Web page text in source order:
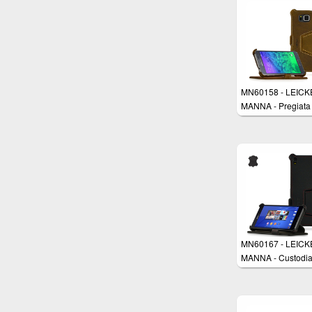
Nabuk marrone
cuciture rifinite a
Funzione Stand e
AutoSleep
MN60158 -
MANNA - Pregiata
custodia protettiva
Vera Pelle Nabuk
MN60167 -
MANNA - Custodia
EasyStand